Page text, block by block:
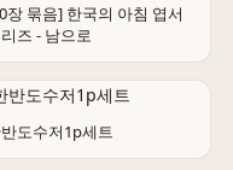
장 묶음] 한국의 아침 엽서
즈 - 남으로
도수저1p세트